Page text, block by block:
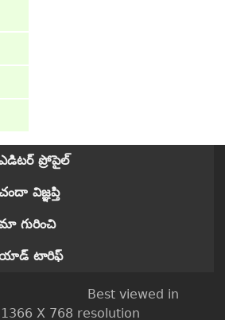
ప్రోపైల్
విజ్ఞప్తి
గురించి
టారిఫ్
in
1366 X 768 resolution